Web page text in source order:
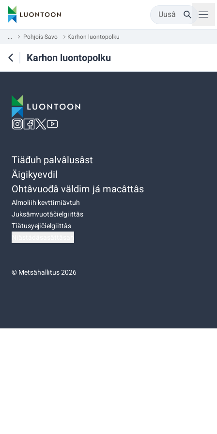
Uusâ
... Pohjois-Savo Karhon luontopolku
Karhon luontopolku
Tiäđuh palvâlusâst
Äigikyevdil
Ohtâvuođâ väldim já macâttâs
Almoliih kevttimiävtuh
Juksâmvuotâčielgiittâs
Tiätusyejičielgiittâs
©Metsähallitus 2026